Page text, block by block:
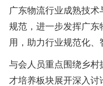
广东物流行业成熟技
规范，进一步发挥广
用，助力行业规范化、
与会人员重点围绕乡村
才培养板块展开深入